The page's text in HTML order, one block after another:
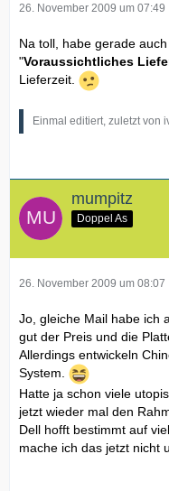
26. November 2009 um 07:49
Na toll, habe gerade
"Voraussichtliches
Lieferzeit.
Einmal editiert, zuletzt von
mumpitz
Doppel As
26. November 2009 um 08:07
Jo, gleiche Mail habe ich
gut der Preis und die
Allerdings entwickeln
System.
Hatte ja schon viele
jetzt wieder mal den
Dell hofft bestimmt auf
mache ich das jetzt nicht